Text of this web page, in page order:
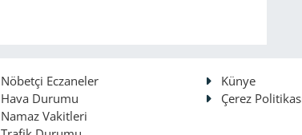
Nöbetçi Eczaneler
Hava Durumu
Namaz Vakitleri
Künye
Çerez